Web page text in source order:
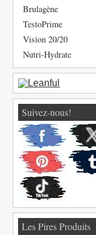
Brulagène
TestoPrime
Vision 20/20
Nutri-Hydrate
Suivez-nous!
Les Pires Produits